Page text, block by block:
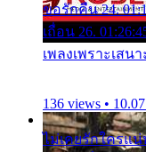
ขอรักคืน 24.
เถื่อน 26.
เพลงเพราะเสน
136 views •
ไม่เคยรักใครแ